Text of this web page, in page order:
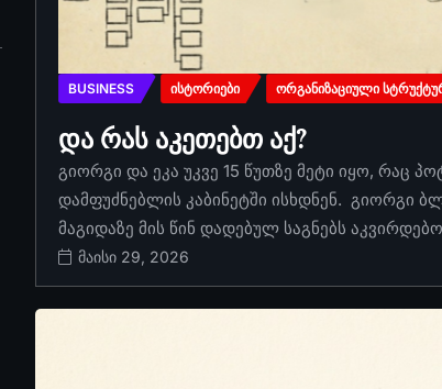
BUSINESS ᲘᲡᲢᲝᲠᲘᲔᲑᲘ ᲝᲠᲒᲐᲜᲘᲖᲐᲪᲘᲣᲚᲘ
და რას აკეთებთ აქ?
გიორგი და ეკა უკვე 15 წუთზე მეტი იყო, რაც
დამფუძნებლის კაბინეტში ისხდნენ. გიორგი
მაგიდაზე მის წინ დადებულ საგნებს
მაისი 29, 2026